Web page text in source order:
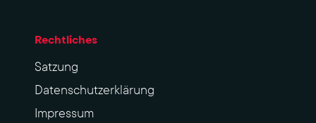
Rechtliches
Sat­zung
Datenschutzerklärung
Impres­sum